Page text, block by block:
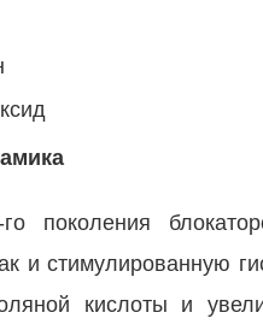
поколения
и стимулированную
кислоты и